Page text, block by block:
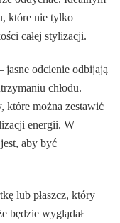
które nie tylko
całej stylizacji.
odcienie odbijają
chłodu.
które można zestawić
energii. W
aby być
lub płaszcz, który
będzie wyglądał